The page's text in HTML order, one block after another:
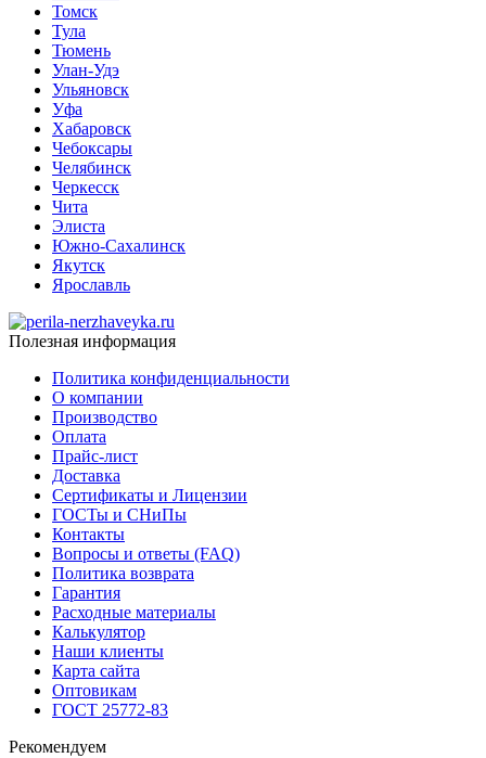
Томск
Тула
Тюмень
Улан-Удэ
Ульяновск
Уфа
Хабаровск
Чебоксары
Челябинск
Черкесск
Чита
Элиста
Южно-Сахалинск
Якутск
Ярославль
Полезная информация
Политика конфиденциальности
О компании
Производство
Оплата
Прайс-лист
Доставка
Сертификаты и Лицензии
ГОСТы и СНиПы
Контакты
Вопросы и ответы (FAQ)
Политика возврата
Гарантия
Расходные материалы
Калькулятор
Наши клиенты
Карта сайта
Оптовикам
ГОСТ 25772-83
Рекомендуем